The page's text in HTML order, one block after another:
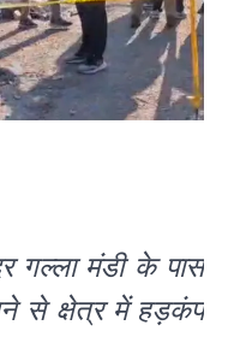
गल्ला मंडी के पास
से क्षेत्र में हड़कंप